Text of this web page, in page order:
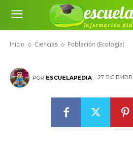
Información
Inicio Ciencias Población (Ecología)
Población
POR ESCUELAPEDIA 27